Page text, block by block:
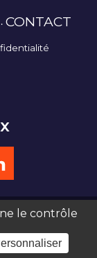
CONTACT
Team 360°
le contrôle